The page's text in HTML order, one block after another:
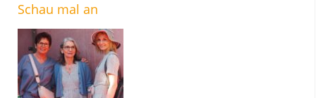
Schau mal an